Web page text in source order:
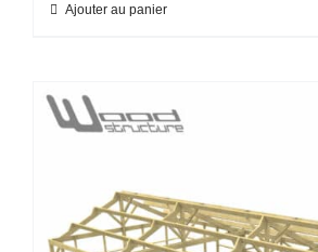
Ajouter au panier